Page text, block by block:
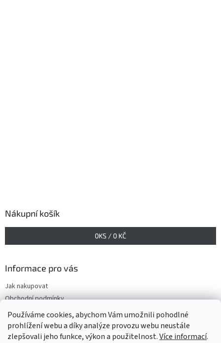
Používáme cookies, abychom Vám umožnili pohodlné
prohlížení webu a díky analýze provozu webu neustále
zlepšovali jeho funkce, výkon a použitelnost.Více informací.
Nákupní košík
0KS / 0 KČ
Informace pro vás
Jak nakupovat
Obchodní podmínky
Podmínky ochrany osobních údajů